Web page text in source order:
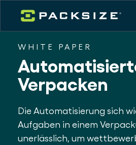
WHITE PAPER
Verpacken
Die Automatisierung sich
Aufgaben in einem
unerlässlich, um